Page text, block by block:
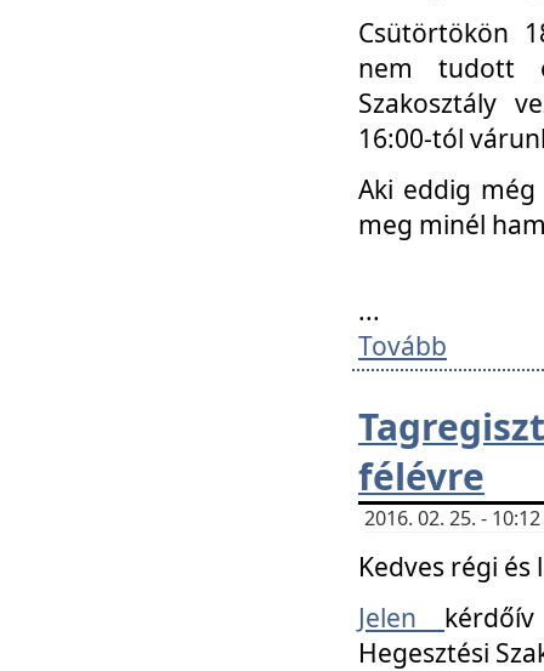
Csütörtökön
nem tudott
Szakosztály
16:00-tól
Aki eddig
meg minél
...
Tovább
félévre
2016. 02. 25. -
Kedves régi
Jelen
Hegesztési